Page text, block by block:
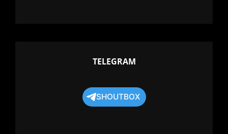
TELEGRAM
SHOUTBOX